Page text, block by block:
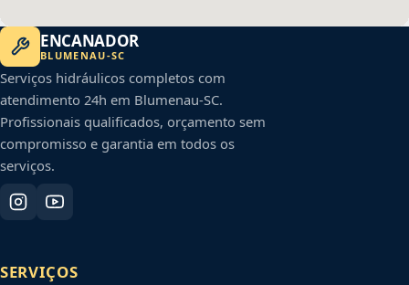
ENCANADOR
BLUMENAU-SC
Serviços hidráulicos completos com
atendimento 24h em Blumenau-SC.
Profissionais qualificados, orçamento sem
compromisso e garantia em todos os
serviços.
SERVIÇOS